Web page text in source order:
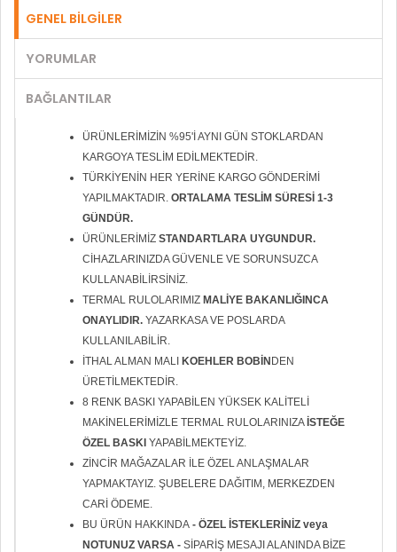
GENEL BİLGİLER
YORUMLAR
BAĞLANTILAR
ÜRÜNLERİMİZİN %95'İ AYNI GÜN STOKLARDAN
KARGOYA TESLİM EDİLMEKTEDİR.
TÜRKİYENİN HER YERİNE KARGO GÖNDERİMİ
YAPILMAKTADIR. ORTALAMA TESLİM SÜRESİ 1-3
GÜNDÜR.
ÜRÜNLERİMİZ STANDARTLARA UYGUNDUR.
CİHAZLARINIZDA GÜVENLE VE SORUNSUZCA
KULLANABİLİRSİNİZ.
TERMAL RULOLARIMIZ MALİYE BAKANLIĞINCA
ONAYLIDIR. YAZARKASA VE POSLARDA
KULLANILABİLİR.
İTHAL ALMAN MALI KOEHLER BOBİN DEN
ÜRETİLMEKTEDİR.
8 RENK BASKI YAPABİLEN YÜKSEK KALİTELİ
MAKİNELERİMİZLE TERMAL RULOLARINIZA İSTEĞE
ÖZEL BASKI YAPABİLMEKTEYİZ.
ZİNCİR MAĞAZALAR İLE ÖZEL ANLAŞMALAR
YAPMAKTAYIZ. ŞUBELERE DAĞITIM, MERKEZDEN
CARİ ÖDEME.
BU ÜRÜN HAKKINDA - ÖZEL İSTEKLERİNİZ veya
NOTUNUZ VARSA - SİPARİŞ MESAJI ALANINDA BİZE